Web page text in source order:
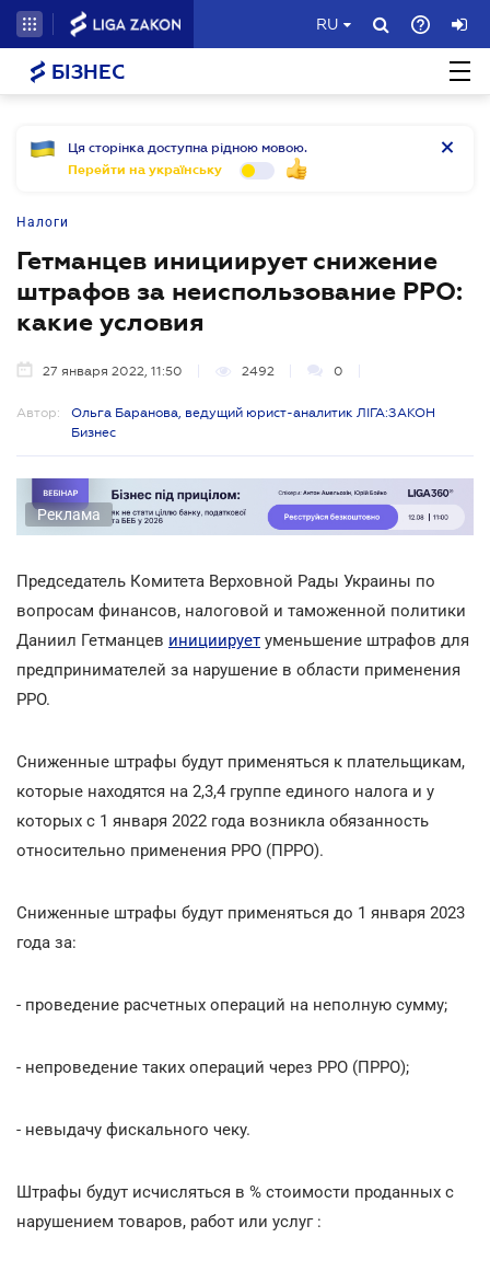
RU
БІЗНЕС
Ця сторінка доступна рідною мовою.
Перейти на українську
Налоги
Гетманцев инициирует снижение
штрафов за неиспользование РРО:
какие условия
27 января 2022, 11:50 2492 0
Автор:
Ольга Баранова, ведущий юрист-аналитик ЛІГА:ЗАКОН
Бизнес
Реклама
Председатель Комитета Верховной Рады Украины по
вопросам финансов, налоговой и таможенной политики
Даниил Гетманцев инициирует уменьшение штрафов для
предпринимателей за нарушение в области применения
РРО.
Сниженные штрафы будут применяться к плательщикам,
которые находятся на 2,3,4 группе единого налога и у
которых с 1 января 2022 года возникла обязанность
относительно применения РРО (ПРРО).
Сниженные штрафы будут применяться до 1 января 2023
года за:
- проведение расчетных операций на неполную сумму;
- непроведение таких операций через РРО (ПРРО);
- невыдачу фискального чеку.
Штрафы будут исчисляться в % стоимости проданных с
нарушением товаров, работ или услуг :